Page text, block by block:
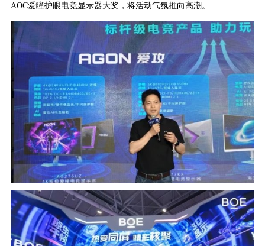
AOC爱瞳护眼电竞显示器大奖，将活动气氛推向高潮。